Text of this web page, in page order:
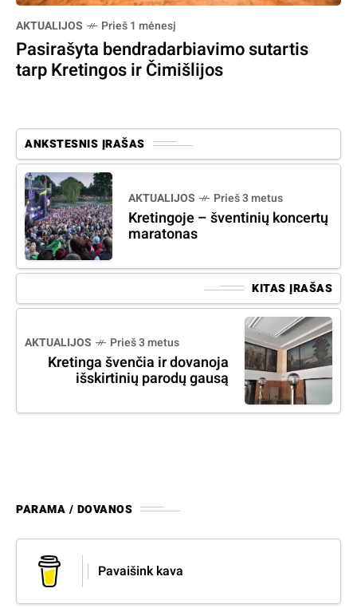
AKTUALIJOS Prieš 1 mėnesį
Pasirašyta bendradarbiavimo sutartis
tarp Kretingos ir Čimišlijos
ANKSTESNIS ĮRAŠAS
AKTUALIJOS Prieš 3 metus
Kretingoje – šventinių koncertų
maratonas
KITAS ĮRAŠAS
AKTUALIJOS Prieš 3 metus
Kretinga švenčia ir dovanoja
išskirtinių parodų gausą
PARAMA / DOVANOS
Pavaišink kava